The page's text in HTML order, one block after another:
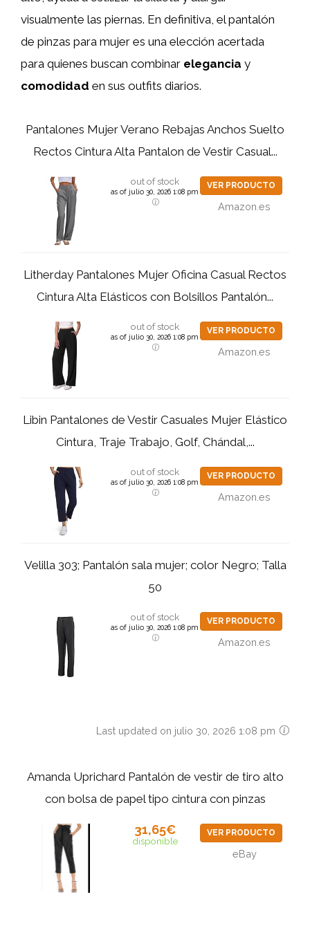
visualmente las piernas. En definitiva, el pantalón
de pinzas para mujer es una elección acertada
para quienes buscan combinar elegancia y
comodidad en sus outfits diarios.
Pantalones Mujer Verano Rebajas Anchos Suelto
Rectos Cintura Alta Pantalon de Vestir Casual...
out of stock
as of julio 30, 2026 1:08 pm
VER PRODUCTO
Amazon.es
Litherday Pantalones Mujer Oficina Casual Rectos
Cintura Alta Elásticos con Bolsillos Pantalón...
out of stock
as of julio 30, 2026 1:08 pm
VER PRODUCTO
Amazon.es
Libin Pantalones de Vestir Casuales Mujer Elástico
Cintura, Traje Trabajo, Golf, Chándal,...
out of stock
as of julio 30, 2026 1:08 pm
VER PRODUCTO
Amazon.es
Velilla 303; Pantalón sala mujer; color Negro; Talla
50
out of stock
as of julio 30, 2026 1:08 pm
VER PRODUCTO
Amazon.es
Last updated on julio 30, 2026 1:08 pm
Amanda Uprichard Pantalón de vestir de tiro alto
con bolsa de papel tipo cintura con pinzas
31,65€
disponible
VER PRODUCTO
eBay